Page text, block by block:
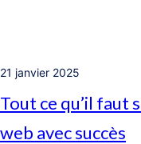
21 janvier 2025
Tout ce qu’il faut
web avec succès